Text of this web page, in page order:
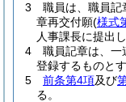
3
職員は、職員記
章再交付願(様式
人事課長に提出
4
職員記章は、一
登録するものとす
5
前条第4項及び
る。